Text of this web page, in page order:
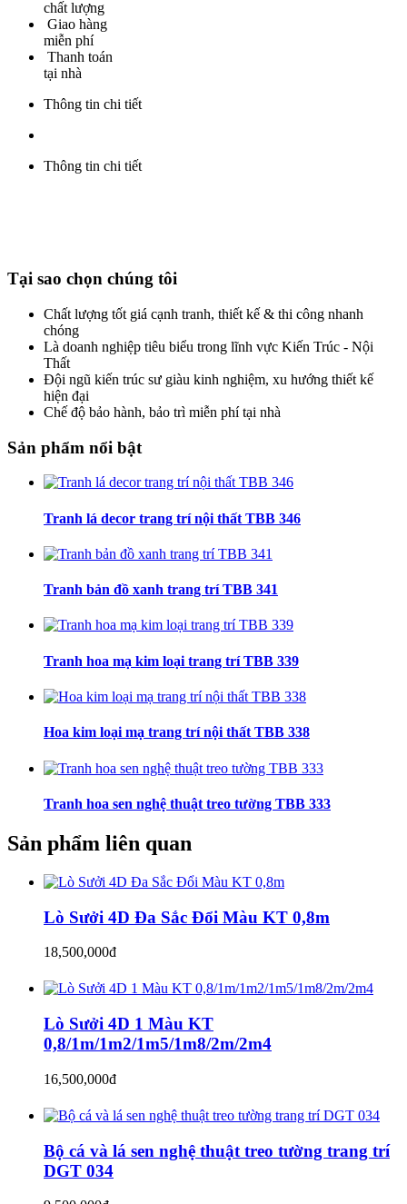
chất lượng
Giao hàng
miễn phí
Thanh toán
tại nhà
Thông tin chi tiết
Thông tin chi tiết
Tại sao chọn chúng tôi
Chất lượng tốt giá cạnh tranh, thiết kế & thi công nhanh
chóng
Là doanh nghiệp tiêu biểu trong lĩnh vực Kiến Trúc - Nội
Thất
Đội ngũ kiến trúc sư giàu kinh nghiệm, xu hướng thiết kế
hiện đại
Chế độ bảo hành, bảo trì miễn phí tại nhà
Sản phẩm nổi bật
Tranh lá decor trang trí nội thất TBB 346
Tranh bản đồ xanh trang trí TBB 341
Tranh hoa mạ kim loại trang trí TBB 339
Hoa kim loại mạ trang trí nội thất TBB 338
Tranh hoa sen nghệ thuật treo tường TBB 333
Sản phẩm liên quan
Lò Sưởi 4D Đa Sắc Đổi Màu KT 0,8m
18,500,000đ
Lò Sưởi 4D 1 Màu KT
0,8/1m/1m2/1m5/1m8/2m/2m4
16,500,000đ
Bộ cá và lá sen nghệ thuật treo tường trang trí
DGT 034